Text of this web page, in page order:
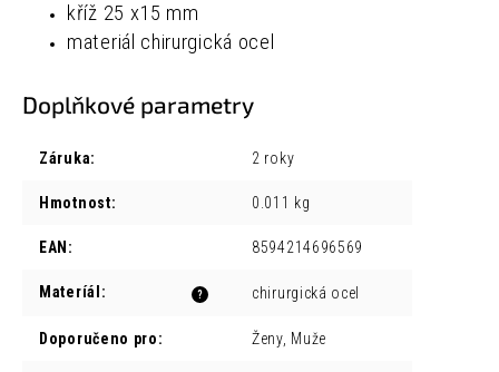
kříž 25 x15 mm
materiál chirurgická ocel
Doplňkové parametry
Záruka: 2 roky
Hmotnost: 0.011 kg
EAN : 8594214696569
?
Materíál : chirurgická ocel
Doporučeno pro: Ženy, Muže